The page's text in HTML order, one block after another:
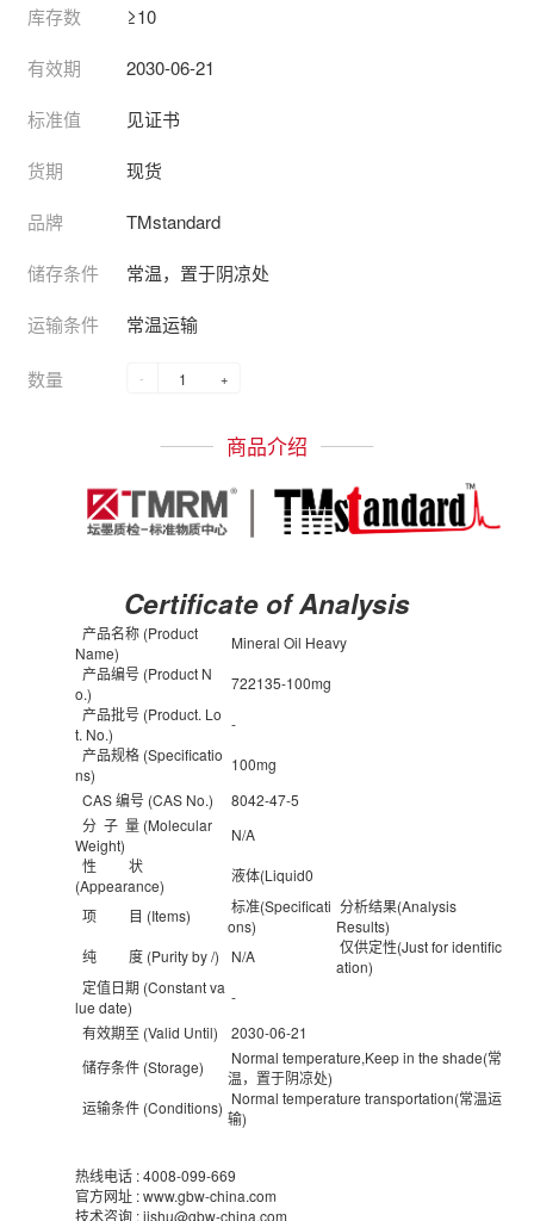
库存数 ≥10
有效期 2030-06-21
标准值 见证书
货期 现货
品牌 TMstandard
储存条件 常温，置于阴凉处
运输条件 常温运输
数量 - +
商品介绍
Certificate of Analysis
产品名称 (Product
Name)
Mineral Oil Heavy
产品编号 (Product N
o.)
722135-100mg
产品批号 (Product. Lo
t. No.)
-
产品规格 (Specificatio
ns)
100mg
CAS 编号 (CAS No.)
8042-47-5
分 子 量 (Molecular
Weight)
N/A
性 状
(Appearance)
液体(Liquid0
项 目 (Items)
标准(Specificati
ons)
分析结果(Analysis
Results)
纯 度 (Purity by /)
N/A
仅供定性(Just for identific
ation)
定值日期 (Constant va
lue date)
-
有效期至 (Valid Until)
2030-06-21
储存条件 (Storage)
Normal temperature,Keep in the shade(常
温，置于阴凉处)
运输条件 (Conditions) Normal temperature transportation(常温运
输)
热线电话 : 4008-099-669
官方网址 : www.gbw-china.com
技术咨询 : jishu@gbw-china.com